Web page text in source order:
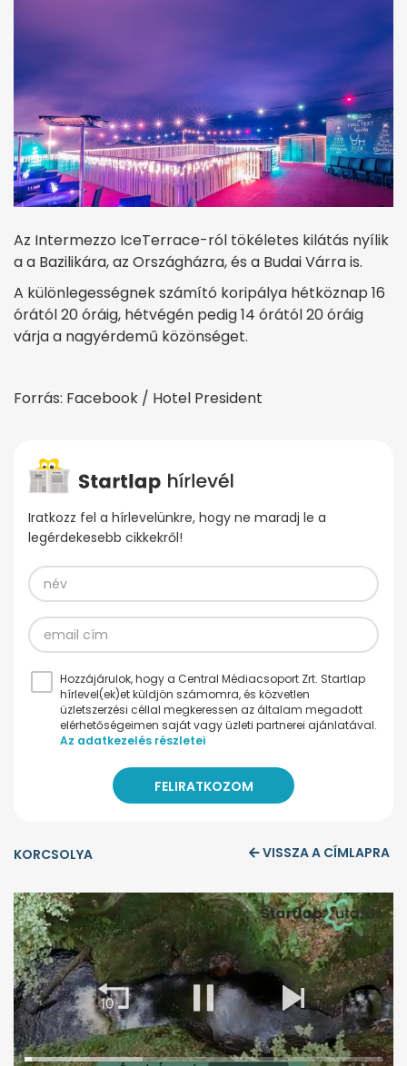
Az Intermezzo IceTerrace-ról tökéletes kilátás nyílik
a a Bazilikára, az Országházra, és a Budai Várra is.
A különlegességnek számító koripálya hétköznap 16
órától 20 óráig, hétvégén pedig 14 órától 20 óráig
várja a nagyérdemű közönséget.
Forrás: Facebook / Hotel President
Iratkozz fel a hírlevelünkre, hogy ne maradj le a
legérdekesebb cikkekről!
Hozzájárulok, hogy a Central Médiacsoport Zrt. Startlap
hírlevel(ek)et küldjön számomra, és közvetlen
üzletszerzési céllal megkeressen az általam megadott
elérhetőségeimen saját vagy üzleti partnerei ajánlatával.
Az adatkezelés részletei
KORCSOLYA VISSZA A CÍMLAPRA